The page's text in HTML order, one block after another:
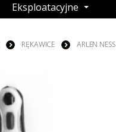
Eksploatacyjne
RĘKAWICE ARLEN NESS